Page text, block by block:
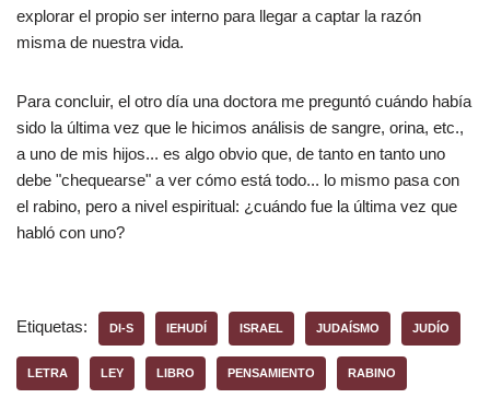
explorar el propio ser interno para llegar a captar la razón
misma de nuestra vida.
Para concluir, el otro día una doctora me preguntó cuándo había
sido la última vez que le hicimos análisis de sangre, orina, etc.,
a uno de mis hijos... es algo obvio que, de tanto en tanto uno
debe "chequearse" a ver cómo está todo... lo mismo pasa con
el rabino, pero a nivel espiritual: ¿cuándo fue la última vez que
habló con uno?
Etiquetas: DI-S IEHUDÍ ISRAEL JUDAÍSMO JUDÍO
LETRA LEY LIBRO PENSAMIENTO RABINO